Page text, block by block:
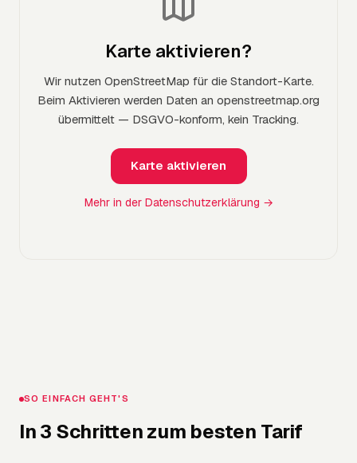
Karte aktivieren?
Wir nutzen OpenStreetMap für die Standort-Karte.
Beim Aktivieren werden Daten an openstreetmap.org
übermittelt — DSGVO-konform, kein Tracking.
Karte aktivieren
Mehr in der Datenschutzerklärung →
SO EINFACH GEHT'S
In 3 Schritten zum besten Tarif